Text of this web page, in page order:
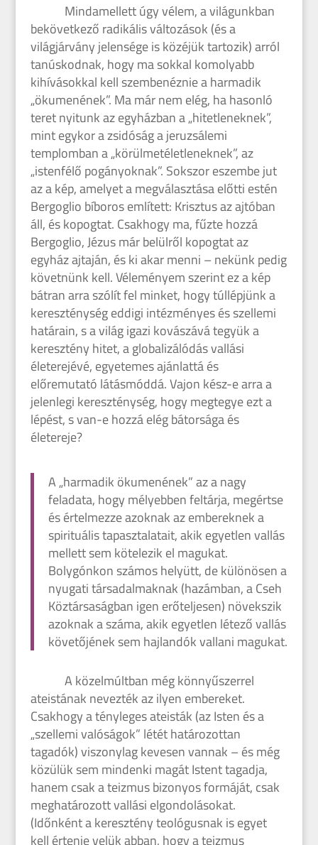
Mindamellett úgy vélem, a világunkban
bekövetkező radikális változások (és a
világjárvány jelensége is közéjük tartozik) arról
tanúskodnak, hogy ma sokkal komolyabb
kihívásokkal kell szembenéznie a harmadik
„ökumenének”. Ma már nem elég, ha hasonló
teret nyitunk az egyházban a „hitetleneknek”,
mint egykor a zsidóság a jeruzsálemi
templomban a „körülmetéletleneknek”, az
„istenfélő pogányoknak”. Sokszor eszembe jut
az a kép, amelyet a megválasztása előtti estén
Bergoglio bíboros említett: Krisztus az ajtóban
áll, és kopogtat. Csakhogy ma, fűzte hozzá
Bergoglio, Jézus már belülről kopogtat az
egyház ajtaján, és ki akar menni – nekünk pedig
követnünk kell. Véleményem szerint ez a kép
bátran arra szólít fel minket, hogy túllépjünk a
kereszténység eddigi intézményes és szellemi
határain, s a világ igazi kovászává tegyük a
keresztény hitet, a globalizálódás vallási
életerejévé, egyetemes ajánlattá és
előremutató látásmóddá. Vajon kész-e arra a
jelenlegi kereszténység, hogy megtegye ezt a
lépést, s van-e hozzá elég bátorsága és
életereje?
A „harmadik ökumenének” az a nagy
feladata, hogy mélyebben feltárja, megértse
és értelmezze azoknak az embereknek a
spirituális tapasztalatait, akik egyetlen vallás
mellett sem kötelezik el magukat.
Bolygónkon számos helyütt, de különösen a
nyugati társadalmaknak (hazámban, a Cseh
Köztársaságban igen erőteljesen) növekszik
azoknak a száma, akik egyetlen létező vallás
követőjének sem hajlandók vallani magukat.
A közelmúltban még könnyűszerrel
ateistának nevezték az ilyen embereket.
Csakhogy a tényleges ateisták (az Isten és a
„szellemi valóságok” létét határozottan
tagadók) viszonylag kevesen vannak – és még
közülük sem mindenki magát Istent tagadja,
hanem csak a teizmus bizonyos formáját, csak
meghatározott vallási elgondolásokat.
(Időnként a keresztény teológusnak is egyet
kell értenie velük abban, hogy a teizmus